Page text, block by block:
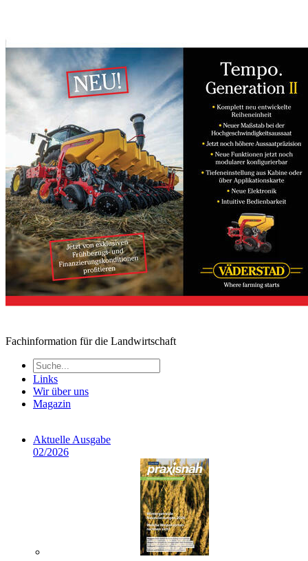
Fachinformation für die Landwirtschaft
Links
Wir über uns
Magazin
Aktuelle Ausgabe
02/2026